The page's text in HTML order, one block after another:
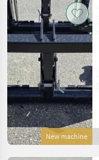
New machine